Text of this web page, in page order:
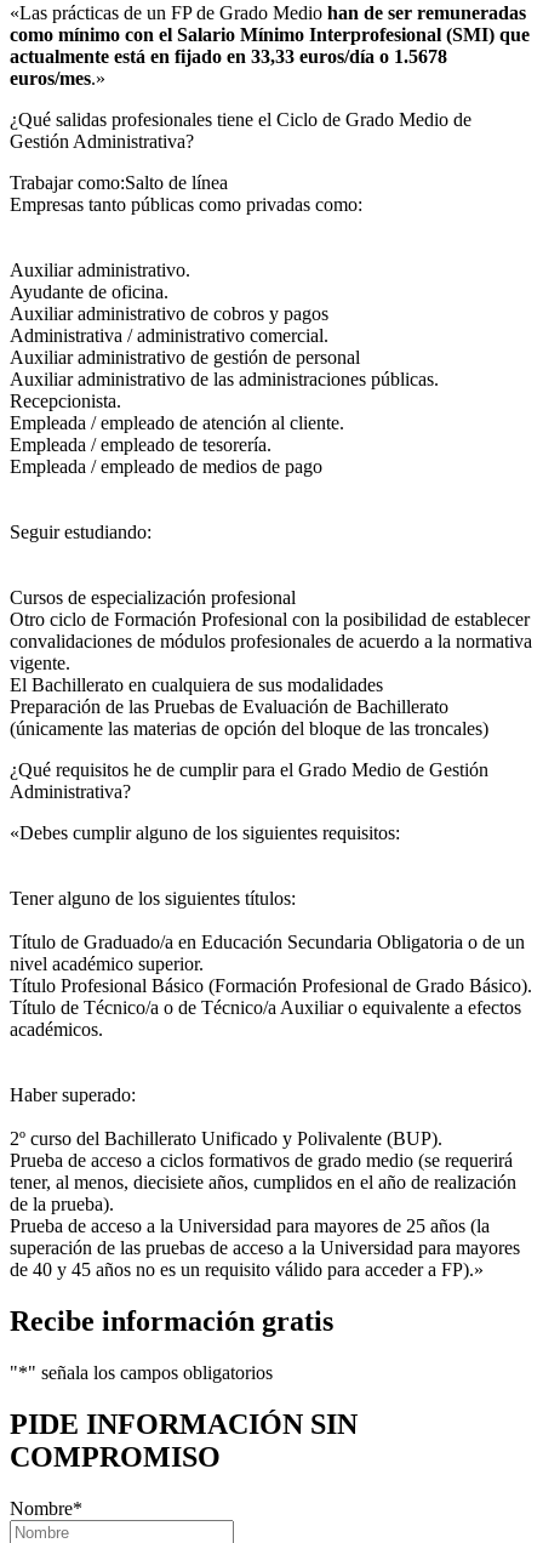
«Las prácticas de un FP de Grado Medio han de ser remuneradas
como mínimo con el Salario Mínimo Interprofesional (SMI) que
actualmente está en fijado en 33,33 euros/día o 1.5678
euros/mes.»
¿Qué salidas profesionales tiene el Ciclo de Grado Medio de
Gestión Administrativa?​
Trabajar como:Salto de línea
Empresas tanto públicas como privadas como:
Auxiliar administrativo.
Ayudante de oficina.
Auxiliar administrativo de cobros y pagos
Administrativa / administrativo comercial.
Auxiliar administrativo de gestión de personal
Auxiliar administrativo de las administraciones públicas.
Recepcionista.
Empleada / empleado de atención al cliente.
Empleada / empleado de tesorería.
Empleada / empleado de medios de pago
Seguir estudiando:
Cursos de especialización profesional
Otro ciclo de Formación Profesional con la posibilidad de establecer
convalidaciones de módulos profesionales de acuerdo a la normativa
vigente.
El Bachillerato en cualquiera de sus modalidades
Preparación de las Pruebas de Evaluación de Bachillerato
(únicamente las materias de opción del bloque de las troncales)
¿Qué requisitos he de cumplir para el Grado Medio de Gestión
Administrativa?
«Debes cumplir alguno de los siguientes requisitos:
Tener alguno de los siguientes títulos:
Título de Graduado/a en Educación Secundaria Obligatoria o de un
nivel académico superior.
Título Profesional Básico (Formación Profesional de Grado Básico).
Título de Técnico/a o de Técnico/a Auxiliar o equivalente a efectos
académicos.
Haber superado:
2º curso del Bachillerato Unificado y Polivalente (BUP).
Prueba de acceso a ciclos formativos de grado medio (se requerirá
tener, al menos, diecisiete años, cumplidos en el año de realización
de la prueba).
Prueba de acceso a la Universidad para mayores de 25 años (la
superación de las pruebas de acceso a la Universidad para mayores
de 40 y 45 años no es un requisito válido para acceder a FP).»
Recibe información gratis
"*" señala los campos obligatorios
PIDE INFORMACIÓN SIN
COMPROMISO
Nombre*